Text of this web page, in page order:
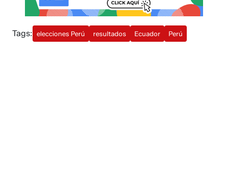
Tags: elecciones Perú resultados Ecuador Perú